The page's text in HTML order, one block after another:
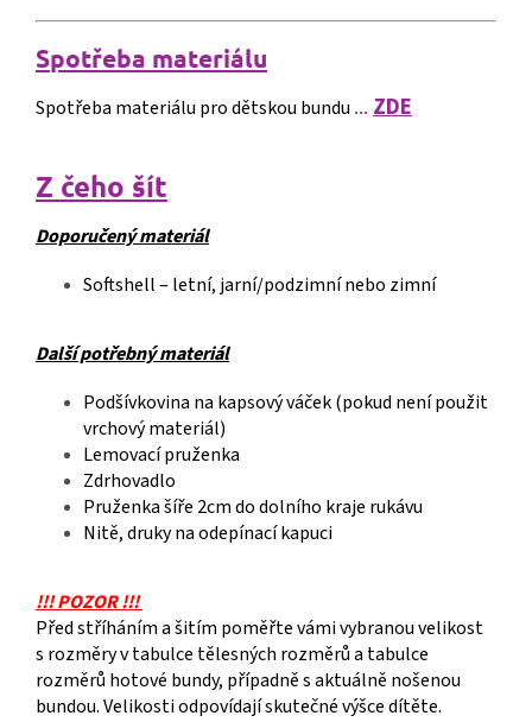
Spotřeba materiálu
Spotřeba materiálu pro dětskou bundu ...ZDE
Z čeho šít
Doporučený materiál
Softshell – letní, jarní/podzimní nebo zimní
Další potřebný materiál
Podšívkovina na kapsový váček (pokud není použit
vrchový materiál)
Lemovací pruženka
Zdrhovadlo
Pruženka šíře 2cm do dolního kraje rukávu
Nitě, druky na odepínací kapuci
!!! POZOR !!!
Před stříháním a šitím poměřte vámi vybranou velikost
s rozměry v tabulce tělesných rozměrů a tabulce
rozměrů hotové bundy, případně s aktuálně nošenou
bundou. Velikosti odpovídají skutečné výšce dítěte.